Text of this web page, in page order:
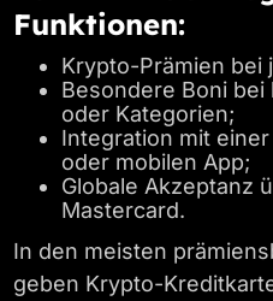
Funktionen:
Krypto-Prämien bei
Besondere Boni
oder Kategorien;
Integration mit
oder mobilen App;
Globale Akzeptanz
Mastercard.
In den meisten
geben Krypto-